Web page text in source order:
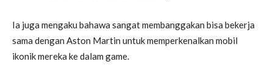
Ia juga mengaku bahawa sangat membanggakan bisa bekerja
sama dengan Aston Martin untuk memperkenalkan mobil
ikonik mereka ke dalam game.